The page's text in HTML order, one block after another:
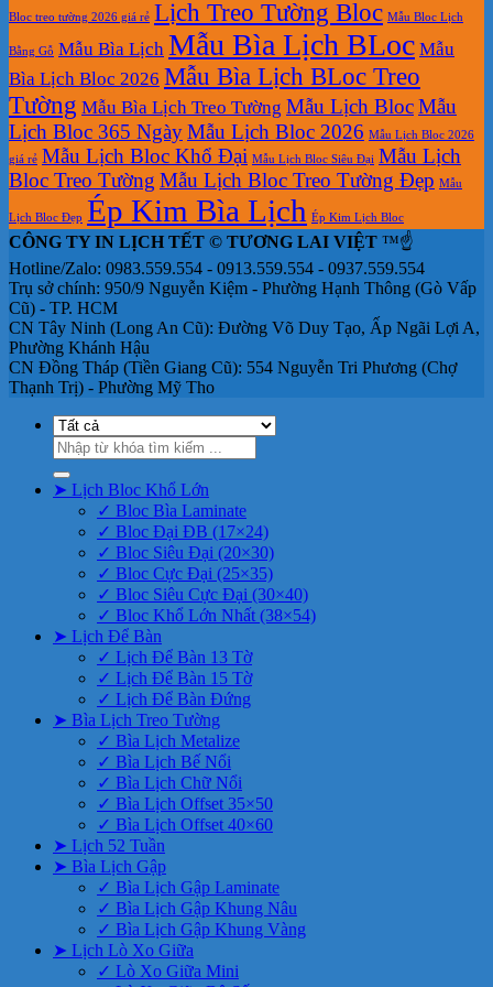
Bloc treo tường 2026 giá rẻ Lịch Treo Tường Bloc Mẫu Bloc Lịch
Bằng Gỗ Mẫu Bìa Lịch Mẫu Bìa Lịch BLoc Mẫu
Bìa Lịch Bloc 2026 Mẫu Bìa Lịch BLoc Treo
Tường Mẫu Bìa Lịch Treo Tường Mẫu Lịch BlocMẫu
Lịch Bloc 365 NgàyMẫu Lịch Bloc 2026 Mẫu Lịch Bloc 2026
giá rẻ Mẫu Lịch Bloc Khổ Đại Mẫu Lịch Bloc Siêu Đại Mẫu Lịch
Bloc Treo Tường Mẫu Lịch Bloc Treo Tường Đẹp Mẫu
Lịch Bloc Đẹp Ép Kim Bìa Lịch Ép Kim Lịch Bloc
CÔNG TY IN LỊCH TẾT © TƯƠNG LAI VIỆT ™☝️
Hotline/Zalo: 0983.559.554 - 0913.559.554 - 0937.559.554
Trụ sở chính: 950/9 Nguyễn Kiệm - Phường Hạnh Thông (Gò Vấp
Cũ) - TP. HCM
CN Tây Ninh (Long An Cũ): Đường Võ Duy Tạo, Ấp Ngãi Lợi A,
Phường Khánh Hậu
CN Đồng Tháp (Tiền Giang Cũ): 554 Nguyễn Tri Phương (Chợ
Thạnh Trị) - Phường Mỹ Tho
Tìm
kiếm:
➤ Lịch Bloc Khổ Lớn
✓ Bloc Bìa Laminate
✓ Bloc Đại ĐB (17×24)
✓ Bloc Siêu Đại (20×30)
✓ Bloc Cực Đại (25×35)
✓ Bloc Siêu Cực Đại (30×40)
✓ Bloc Khổ Lớn Nhất (38×54)
➤ Lịch Để Bàn
✓ Lịch Để Bàn 13 Tờ
✓ Lịch Để Bàn 15 Tờ
✓ Lịch Để Bàn Đứng
➤ Bìa Lịch Treo Tường
✓ Bìa Lịch Metalize
✓ Bìa Lịch Bế Nổi
✓ Bìa Lịch Chữ Nổi
✓ Bìa Lịch Offset 35×50
✓ Bìa Lịch Offset 40×60
➤ Lịch 52 Tuần
➤ Bìa Lịch Gập
✓ Bìa Lịch Gập Laminate
✓ Bìa Lịch Gập Khung Nâu
✓ Bìa Lịch Gập Khung Vàng
➤ Lịch Lò Xo Giữa
✓ Lò Xo Giữa Mini